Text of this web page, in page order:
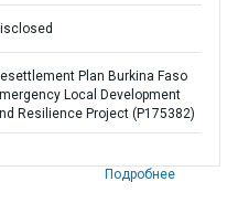
Plan Burkina Faso
Local Development
Resilience Project (P175382)
Подробнее